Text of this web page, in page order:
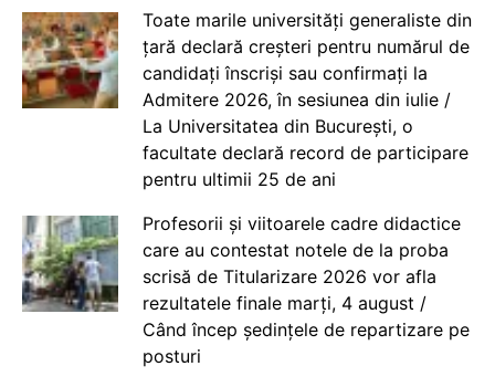
Toate marile universități generaliste din
țară declară creșteri pentru numărul de
candidați înscriși sau confirmați la
Admitere 2026, în sesiunea din iulie /
La Universitatea din București, o
facultate declară record de participare
pentru ultimii 25 de ani
Profesorii și viitoarele cadre didactice
care au contestat notele de la proba
scrisă de Titularizare 2026 vor afla
rezultatele finale marți, 4 august /
Când încep ședințele de repartizare pe
posturi